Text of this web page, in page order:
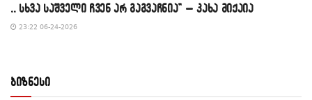
,, სხვა საშველი ჩვენ არ გაგვაჩნია” – კახა მიქაია
23:22 06-24-2026
ბიზნესი